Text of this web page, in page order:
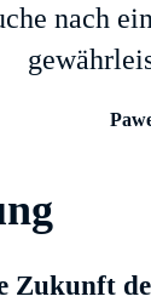
nach
Zukunft